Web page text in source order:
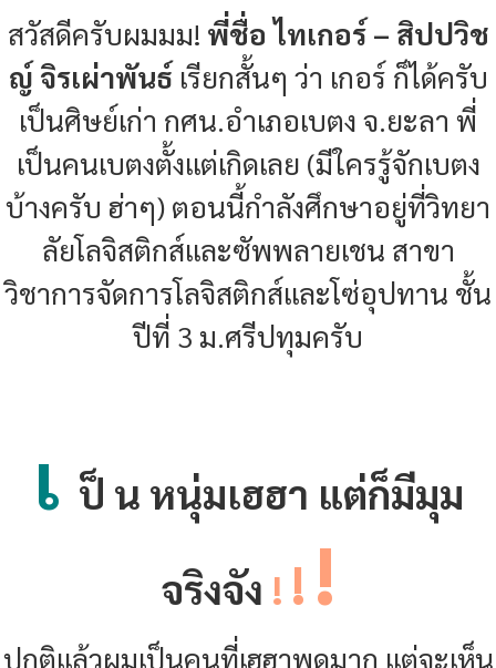
สวัสดีครับผมมม! พี่ชื่อ ไทเกอร์ – สิปปวิช
ญ์ จิรเผ่าพันธ์เรียกสั้นๆ ว่า เกอร์ ก็ได้ครับ
เป็นศิษย์เก่า กศน.อำเภอเบตง จ.ยะลา พี่
เป็นคนเบตงตั้งแต่เกิดเลย (มีใครรู้จักเบตง
บ้างครับ ฮ่าๆ) ตอนนี้กำลังศึกษาอยู่ที่วิทยา
ลัยโลจิสติกส์และซัพพลายเชน สาขา
วิชาการจัดการโลจิสติกส์และโซ่อุปทาน ชั้น
ปีที่ 3 ม.ศรีปทุมครับ
เ ป็ น หนุ่มเฮฮา แต่ก็มีมุม
จริงจัง ! ! !
ปกติแล้วผมเป็นคนที่เฮฮาพูดมาก แต่จะเห็น